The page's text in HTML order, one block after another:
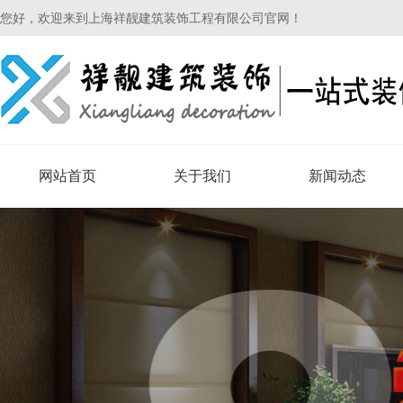
您好，欢迎来到上海祥靓建筑装饰工程有限公司官网！
网站首页 关于我们 新闻动态